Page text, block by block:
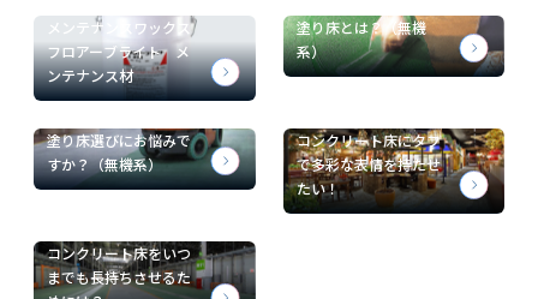
メンテナンスワックス
フロアーブライト メ
ンテナンス材
塗り床とは？（無機
系）
塗り床選びにお悩みで
すか？（無機系）
コンクリート床にタフ
で多彩な表情を持たせ
たい！
コンクリート床をいつ
までも長持ちさせるた